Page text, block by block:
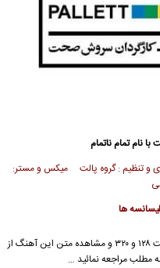
با نام تمام ناتمام
و تنظیم : گروه پالت میکس و مستر:
ها
با کیفیت ۱۲۸ و ۳۲۰ و مشاهده متن این آهنگ از
مطلب مراجعه نمائید …